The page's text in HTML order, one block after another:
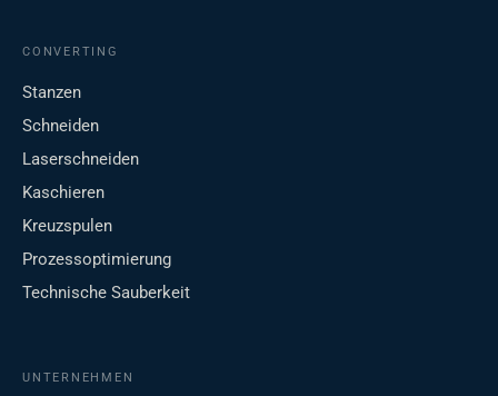
CONVERTING
Stanzen
Schneiden
Laserschneiden
Kaschieren
Kreuzspulen
Prozessoptimierung
Technische Sauberkeit
UNTERNEHMEN